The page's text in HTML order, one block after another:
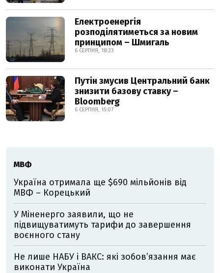
Електроенергія
розподілятиметься за новим
принципом – Шмигаль
6 СЕРПНЯ, 18:23
Путін змусив Центральний банк
знизити базову ставку –
Bloomberg
6 СЕРПНЯ, 15:07
МВФ
Україна отримала ще $690 мільйонів від
МВФ – Корецький
У Міненерго заявили, що не
підвищуватимуть тарифи до завершення
воєнного стану
Не лише НАБУ і ВАКС: які зобов’язання має
виконати Україна